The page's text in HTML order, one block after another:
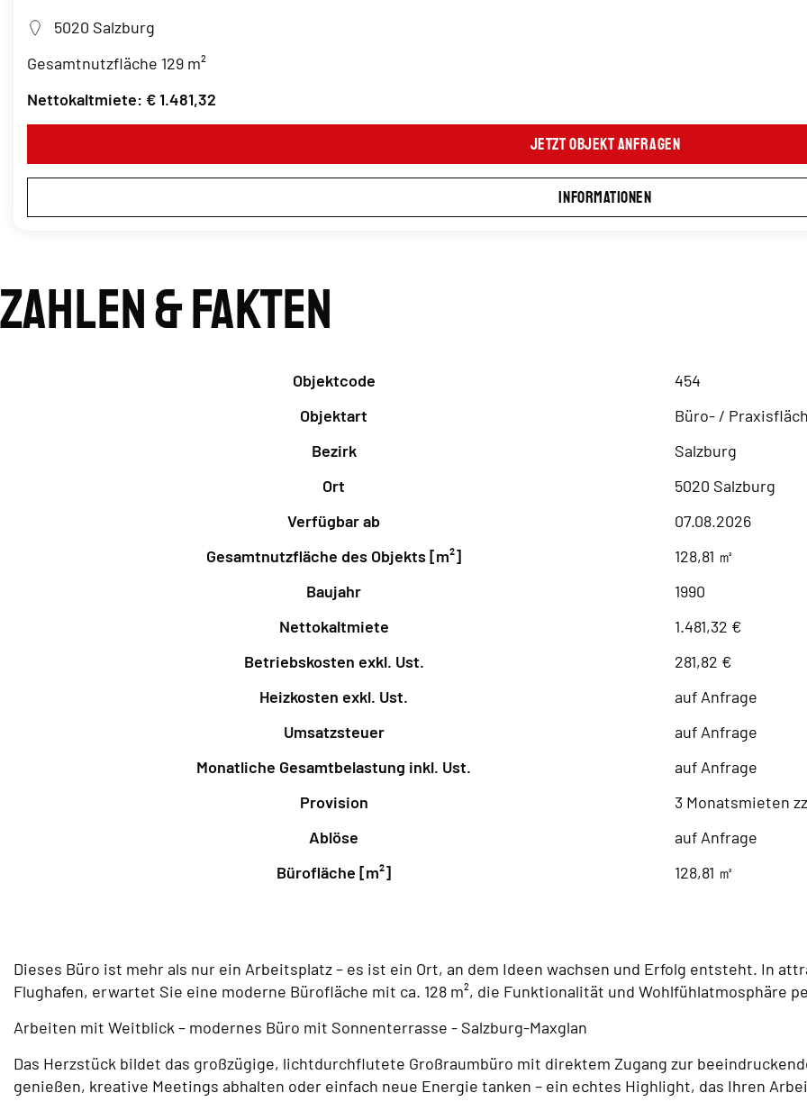
5020 Salzburg
Gesamtnutzfläche 129 m²
Nettokaltmiete: € 1.481,32
Jetzt Objekt anfragen
Informationen
Zahlen & Fakten
Objektcode
454
Objektart
Büro- /
Bezirk
Salzburg
Ort
5020 Salzburg
Verfügbar ab
07.08.2026
Gesamtnutzfläche des Objekts [m²]
128,81 ㎡
Baujahr
1990
Nettokaltmiete
1.481,32 €
Betriebskosten exkl. Ust.
281,82 €
Heizkosten exkl. Ust.
auf Anfrage
Umsatzsteuer
auf Anfrage
Monatliche Gesamtbelastung inkl. Ust.
auf Anfrage
Provision
3 Monatsmieten
Ablöse
auf Anfrage
Bürofläche [m²]
128,81 ㎡
Dieses Büro ist mehr als nur ein Arbeitsplatz – es ist ein Ort, an dem Ideen wachsen und Erfolg entsteht. In
Flughafen, erwartet Sie eine moderne Bürofläche mit ca. 128 m², die Funktionalität und Wohlfühlatmosphäre
Arbeiten mit Weitblick – modernes Büro mit Sonnenterrasse - Salzburg-Maxglan
Das Herzstück bildet das großzügige, lichtdurchflutete Großraumbüro mit direktem Zugang zur
genießen, kreative Meetings abhalten oder einfach neue Energie tanken – ein echtes Highlight, das Ihren